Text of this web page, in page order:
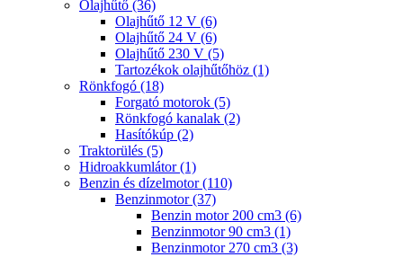
Olajhűtő (36)
Olajhűtő 12 V (6)
Olajhűtő 24 V (6)
Olajhűtő 230 V (5)
Tartozékok olajhűtőhöz (1)
Rönkfogó (18)
Forgató motorok (5)
Rönkfogó kanalak (2)
Hasítókúp (2)
Traktorülés (5)
Hidroakkumlátor (1)
Benzin és dízelmotor (110)
Benzinmotor (37)
Benzin motor 200 cm3 (6)
Benzinmotor 90 cm3 (1)
Benzinmotor 270 cm3 (3)